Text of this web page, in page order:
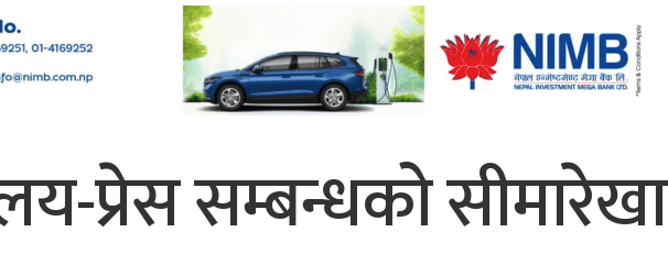
प्रेस सम्बन्धको सीमारेखा